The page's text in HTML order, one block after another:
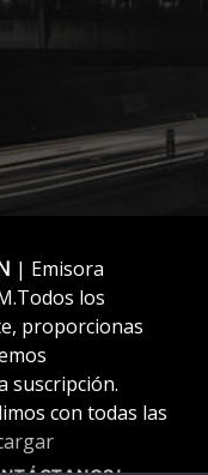
| Emisora
los
proporcionas
suscripción.
con todas las